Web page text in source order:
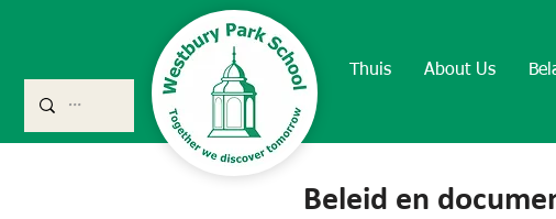
Thuis About Us
Beleid en